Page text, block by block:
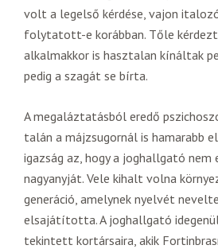
volt a legelső kérdése, vajon
folytatott-e korábban. Tőle
alkalmakkor is hasztalan kínáltak
pedig a szagát se bírta.
A megaláztatásból eredő
talán a májzsugornál is hamarabb
igazság az, hogy a joghallgató nem
nagyanyját. Vele kihalt volna
generáció, amelynek nyelvét
elsajátította. A joghallgató
tekintett kortársaira, akik